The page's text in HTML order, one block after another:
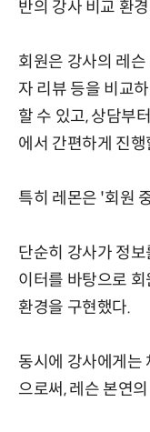
반의 강사 비교 환
회원은 강사의 레슨
자 리뷰 등을 비교
할 수 있고, 상담부
에서 간편하게 진행
특히 레몬은 '회원
단순히 강사가 정
이터를 바탕으로
환경을 구현했다.
동시에 강사에게는
으로써, 레슨 본연